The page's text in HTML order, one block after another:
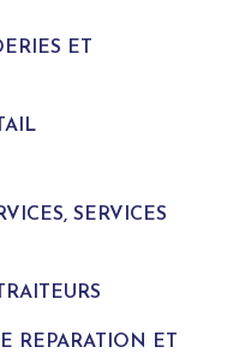
ET
SERVICES
REPARATION ET